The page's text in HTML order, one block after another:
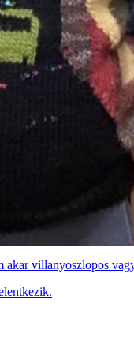
akar villanyoszlopos